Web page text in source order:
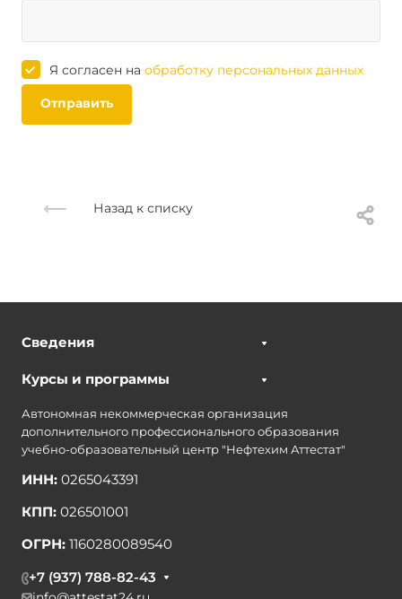
Я согласен на обработку персональных данных
Отправить
Назад к списку
Сведения
Курсы и программы
Автономная некоммерческая организация
дополнительного профессионального образования
учебно-образовательный центр "Нефтехим Аттестат"
ИНН: 0265043391
КПП: 026501001
ОГРН: 1160280089540
+7 (937) 788-82-43